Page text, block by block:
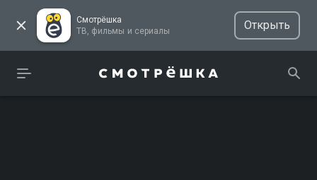
Смотрёшка
ТВ, фильмы и сериалы
Открыть